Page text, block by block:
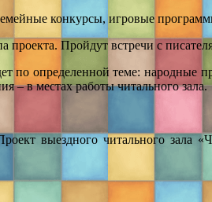
конкурсы, игровые
проекта. Пройдут встречи с
по определенной теме: народные
– в местах работы читального зала.
выездного читального